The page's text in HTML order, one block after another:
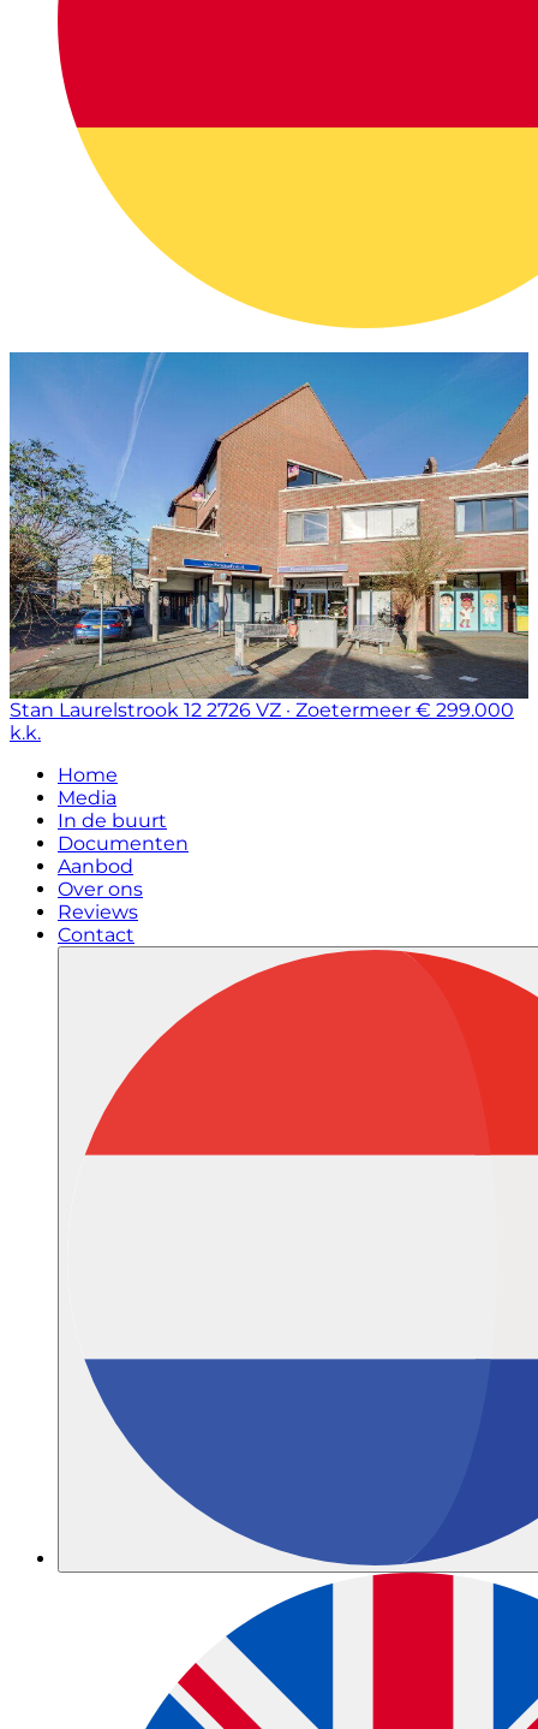
Stan Laurelstrook 12 2726 VZ · Zoetermeer € 299.000
k.k.
Home
Media
In de buurt
Documenten
Aanbod
Over ons
Reviews
Contact